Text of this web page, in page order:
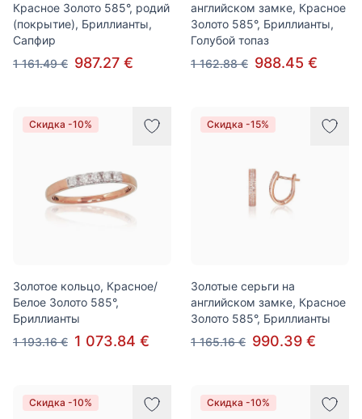
Красное Золото 585°, родий
(покрытие), Бриллианты,
Сапфир
1 161.49 € 987.27 €
английском замке, Красное
Золото 585°, Бриллианты,
Голубой топаз
1 162.88 € 988.45 €
Скидка -10%
Золотое кольцо, Красное/
Белое Золото 585°,
Бриллианты
1 193.16 € 1 073.84 €
Скидка -15%
Золотые серьги на
английском замке, Красное
Золото 585°, Бриллианты
1 165.16 € 990.39 €
Скидка -10% Скидка -10%